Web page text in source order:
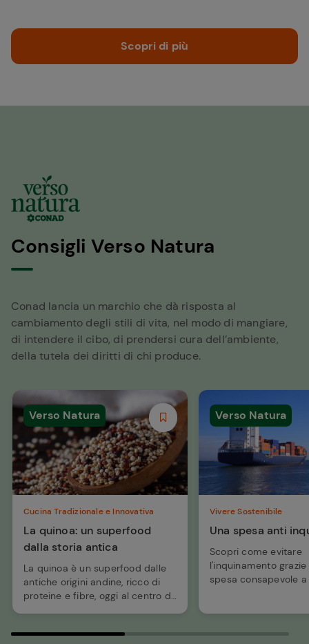
Scopri di più
Consigli Verso Natura
Conad lancia un marchio che dà risposta al
cambiamento degli stili di vita, nel modo di mangiare,
di intendere il cibo, di prendersi cura dell’ambiente,
della tutela dei diritti di chi produce.
Verso Natura
Cucina Tradizionale e Innovativa
La quinoa: un superfood
dalla storia antica
La quinoa è un superfood dalle
antiche origini andine, ricco di
proteine e fibre, oggi al centro di
tanti benefici.
Verso Natura
Vivere Sostenibile
Una spesa anti
Scopri come evitare
l'inquinamento
spesa consapevole